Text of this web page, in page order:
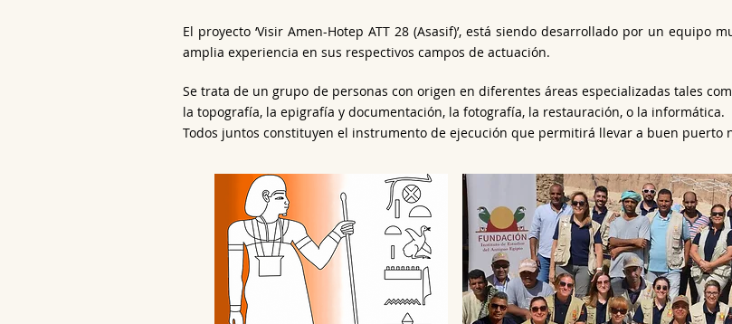
El proyecto ‘Visir Amen-Hotep ATT 28 (Asasif)’, está siendo desarrollado por un equipo
amplia experiencia en sus respectivos campos de actuación.
Se trata de un grupo de personas con origen en diferentes áreas especializadas tales
la topografía, la epigrafía y documentación, la fotografía, la restauración, o la informática.
Todos juntos constituyen el instrumento de ejecución que permitirá llevar a buen puerto